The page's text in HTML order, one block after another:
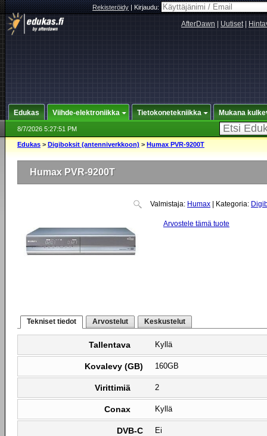
Rekisteröidy|Kirjaudu:
AfterDawn Uutiset|
Edukas Viihde-elektroniikka Tietokonetekniikka Mukana
8/7/2026 5:27:51 PM
Edukas > Digiboksit (antenniverkkoon) > Humax PVR-9200T
Humax PVR-9200T
Valmistaja: Humax | Kategoria:
Arvostele tämä tuote
Tekniset tiedot Arvostelut Keskustelut
Tallentava Kyllä
Kovalevy (GB) 160GB
Virittimiä 2
Conax Kyllä
DVB-C Ei